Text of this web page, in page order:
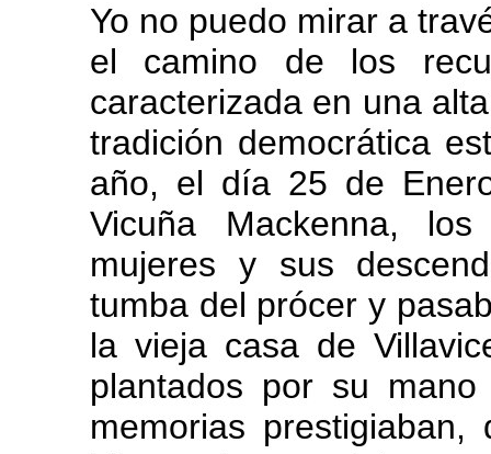
Yo no puedo mirar a
el camino de los
caracterizada en una
tradición democrática
año, el día 25 de
Vicuña Mackenna,
mujeres y sus
tumba del prócer y
la vieja casa de
plantados por su
memorias